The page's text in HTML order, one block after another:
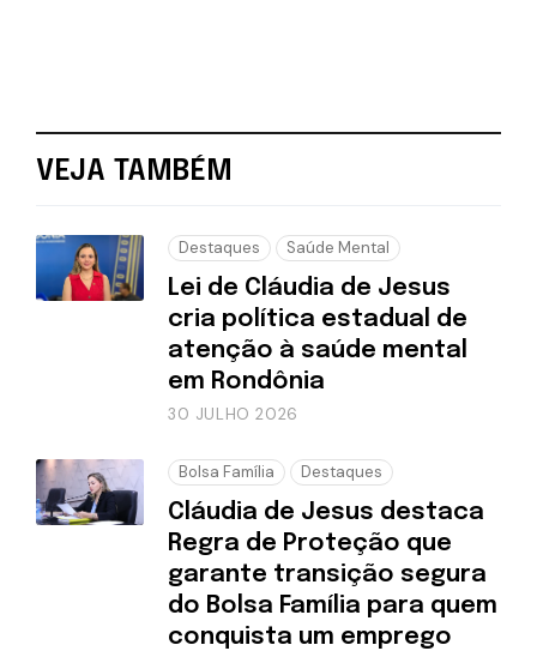
VEJA TAMBÉM
Destaques Saúde Mental
Lei de Cláudia de Jesus
cria política estadual de
atenção à saúde mental
em Rondônia
30 JULHO 2026
Bolsa Família Destaques
Cláudia de Jesus destaca
Regra de Proteção que
garante transição segura
do Bolsa Família para quem
conquista um emprego